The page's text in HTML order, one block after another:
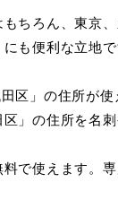
ちろん、東京
も便利な立地で
区」の住所が使
区」の住所を名
で使えます。